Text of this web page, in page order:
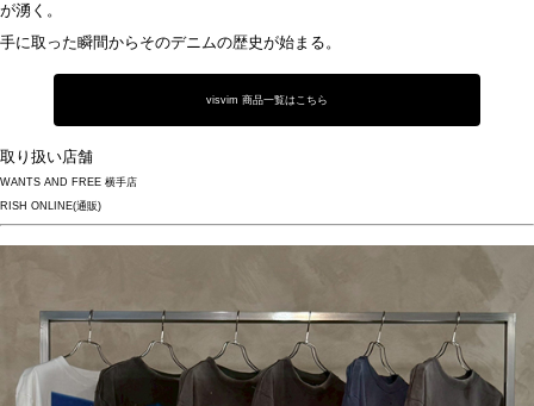
が湧く。
手に取った瞬間からそのデニムの歴史が始まる。
visvim 商品一覧はこちら
取り扱い店舗
WANTS AND FREE 横手店
RISH ONLINE(通販)